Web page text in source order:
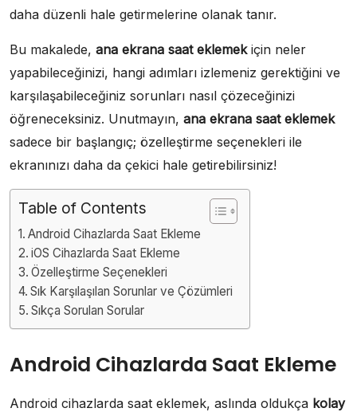
daha düzenli hale getirmelerine olanak tanır.
Bu makalede, ana ekrana saat eklemekiçin neler
yapabileceğinizi, hangi adımları izlemeniz gerektiğini ve
karşılaşabileceğiniz sorunları nasıl çözeceğinizi
öğreneceksiniz. Unutmayın, ana ekrana saat eklemek
sadece bir başlangıç; özelleştirme seçenekleri ile
ekranınızı daha da çekici hale getirebilirsiniz!
Table of Contents
Android Cihazlarda Saat Ekleme
iOS Cihazlarda Saat Ekleme
Özelleştirme Seçenekleri
Sık Karşılaşılan Sorunlar ve Çözümleri
Sıkça Sorulan Sorular
Android Cihazlarda Saat Ekleme
Android cihazlarda saat eklemek, aslında oldukça kolay